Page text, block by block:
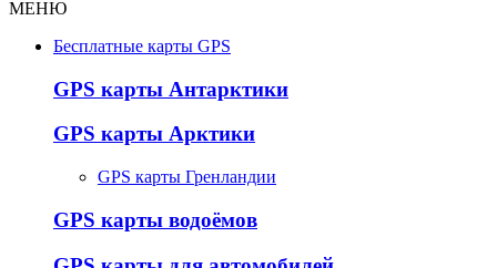
МЕНЮ
Бесплатные карты GPS
GPS карты Антарктики
GPS карты Арктики
GPS карты Гренландии
GPS карты водоёмов